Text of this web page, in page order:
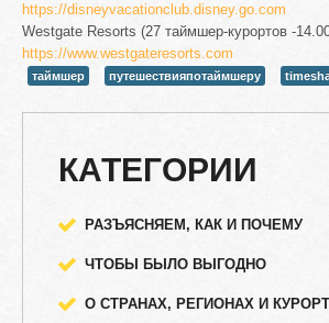
https://disneyvacationclub.disney.go.com
Westgate Resorts (27 таймшер-курортов -
https://www.westgateresorts.com
таймшер путешествияпотаймшеру
КАТЕГОРИИ
РАЗЪЯСНЯЕМ, КАК И ПОЧЕМУ
ЧТОБЫ БЫЛО ВЫГОДНО
О СТРАНАХ, РЕГИОНАХ И